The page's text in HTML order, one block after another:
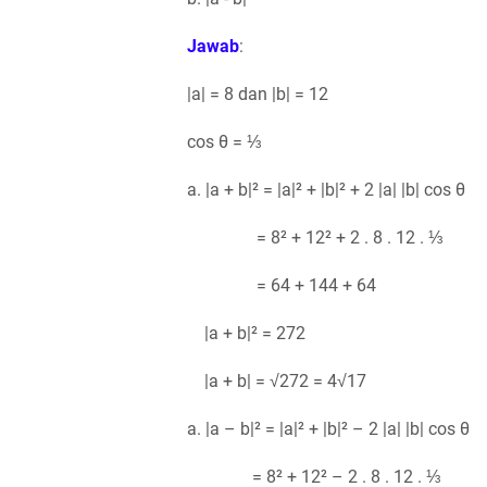
Jawab:
|a| = 8 dan |b| = 12
cos θ = ⅓
a. |a + b|² = |a|² + |b|² + 2 |a| |b| cos θ
= 8² + 12² + 2 . 8 . 12 . ⅓
= 64 + 144 + 64
|a + b|² = 272
|a + b| = √272 = 4√17
a. |a – b|² = |a|² + |b|² – 2 |a| |b| cos θ
= 8² + 12² – 2 . 8 . 12 . ⅓